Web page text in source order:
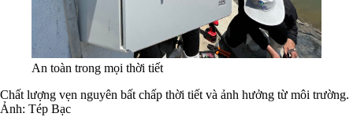
An toàn trong mọi thời tiết
Chất lượng vẹn nguyên bất chấp thời tiết và ảnh hưởng từ môi trường.
Ảnh: Tép Bạc